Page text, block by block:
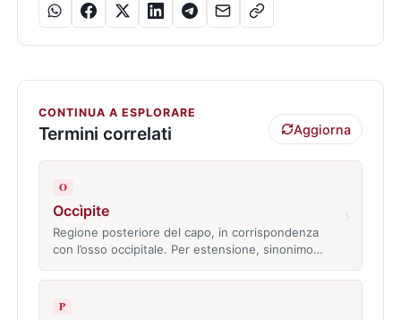
CONTINUA A ESPLORARE
Termini correlati Aggiorna
O
Occìpite
Regione posteriore del capo, in corrispondenza
con l’osso occipitale. Per estensione, sinonimo…
P